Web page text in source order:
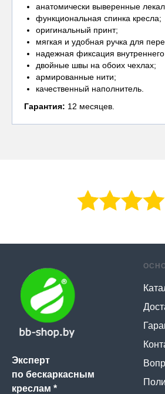
анатомически выверенные
функциональная спинка кресла;
оригинальный принт;
мягкая и удобная ручка для
надежная фиксация
двойные швы на обоих чехлах;
армированные нити;
качественный наполнитель.
Гарантия: 12 месяцев.
Эксперт
по бескаркасным
креслам *